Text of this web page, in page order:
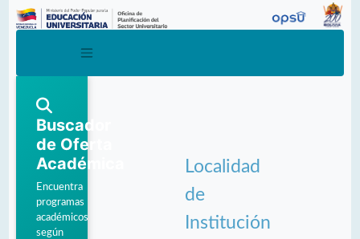
Buscador
de Oferta
Académica
Encuentra
programas
académicos
según
Localidad
de
Institución